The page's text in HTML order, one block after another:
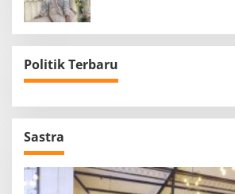
Politik Terbaru
Sastra